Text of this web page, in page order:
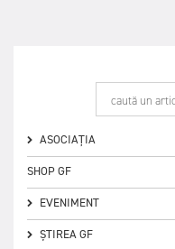
ASOCIAȚIA
SHOP GF
EVENIMENT
ȘTIREA GF